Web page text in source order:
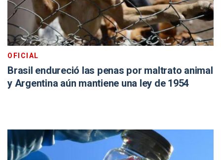
OFICIAL
Brasil endureció las penas por maltrato animal
y Argentina aún mantiene una ley de 1954